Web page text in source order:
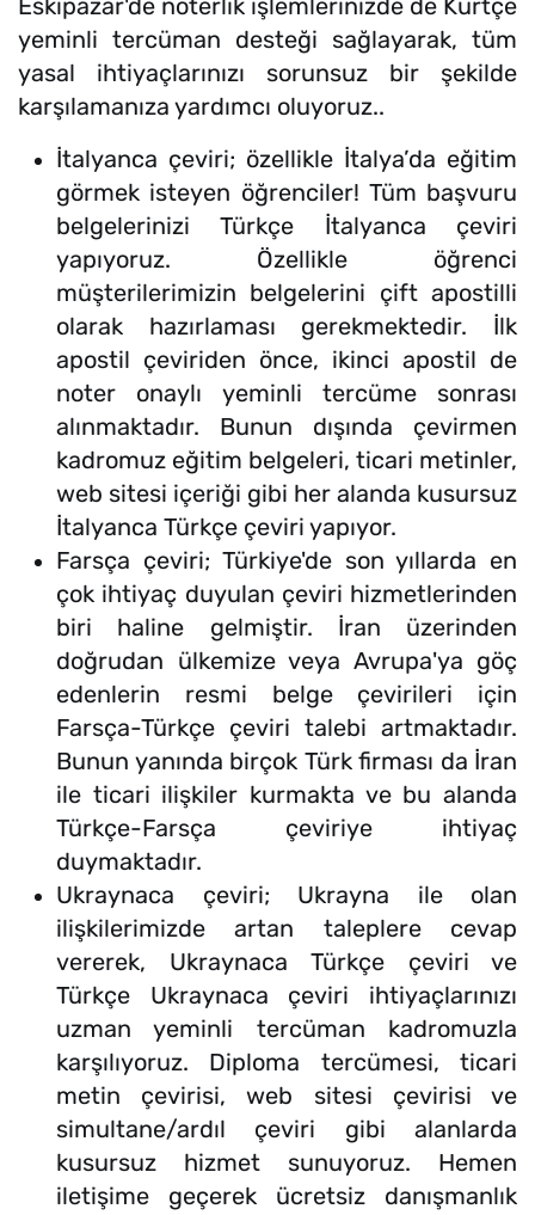
Eskipazar'de noterlik işlemlerinizde de Kürtçe
yeminli tercüman desteği sağlayarak, tüm
yasal ihtiyaçlarınızı sorunsuz bir şekilde
karşılamanıza yardımcı oluyoruz..
İtalyanca çeviri; özellikle İtalya’da eğitim
görmek isteyen öğrenciler! Tüm başvuru
belgelerinizi Türkçe İtalyanca çeviri
yapıyoruz. Özellikle öğrenci
müşterilerimizin belgelerini çift apostilli
olarak hazırlaması gerekmektedir. İlk
apostil çeviriden önce, ikinci apostil de
noter onaylı yeminli tercüme sonrası
alınmaktadır. Bunun dışında çevirmen
kadromuz eğitim belgeleri, ticari metinler,
web sitesi içeriği gibi her alanda kusursuz
İtalyanca Türkçe çeviri yapıyor.
Farsça çeviri; Türkiye'de son yıllarda en
çok ihtiyaç duyulan çeviri hizmetlerinden
biri haline gelmiştir. İran üzerinden
doğrudan ülkemize veya Avrupa'ya göç
edenlerin resmi belge çevirileri için
Farsça-Türkçe çeviri talebi artmaktadır.
Bunun yanında birçok Türk firması da İran
ile ticari ilişkiler kurmakta ve bu alanda
Türkçe-Farsça çeviriye ihtiyaç
duymaktadır.
Ukraynaca çeviri; Ukrayna ile olan
ilişkilerimizde artan taleplere cevap
vererek, Ukraynaca Türkçe çeviri ve
Türkçe Ukraynaca çeviri ihtiyaçlarınızı
uzman yeminli tercüman kadromuzla
karşılıyoruz. Diploma tercümesi, ticari
metin çevirisi, web sitesi çevirisi ve
simultane/ardıl çeviri gibi alanlarda
kusursuz hizmet sunuyoruz. Hemen
iletişime geçerek ücretsiz danışmanlık